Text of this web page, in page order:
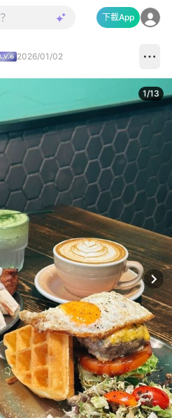
下載App
2026/01/02
1/13